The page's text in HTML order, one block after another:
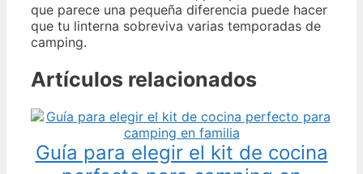
que parece una pequeña diferencia puede hacer
que tu linterna sobreviva varias temporadas de
camping.
Artículos relacionados
Guía para elegir el kit de cocina